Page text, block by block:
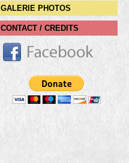
GALERIE PHOTOS
CONTACT / CREDITS